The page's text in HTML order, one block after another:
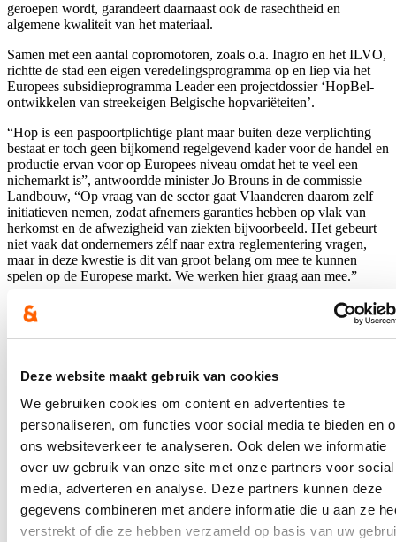
Deze website maakt gebruik van cookies
We gebruiken cookies om content en advertenties te
personaliseren, om functies voor social media te bieden en
ons websiteverkeer te analyseren. Ook delen we informatie
over uw gebruik van onze site met onze partners voor social
media, adverteren en analyse. Deze partners kunnen deze
gegevens combineren met andere informatie die u aan ze
verstrekt of die ze hebben verzameld op basis van uw
geroepen wordt, garandeert daarnaast ook de rasechtheid en
algemene kwaliteit van het materiaal.
Samen met een aantal copromotoren, zoals o.a. Inagro en het ILVO,
richtte de stad een eigen veredelingsprogramma op en liep via het
Europees subsidieprogramma Leader een projectdossier ‘HopBel-
ontwikkelen van streekeigen Belgische hopvariëteiten’.
“Hop is een paspoortplichtige plant maar buiten deze verplichting
bestaat er toch geen bijkomend regelgevend kader voor de handel en
productie ervan voor op Europees niveau omdat het te veel een
nichemarkt is”, antwoordde minister Jo Brouns in de commissie
Landbouw, “Op vraag van de sector gaat Vlaanderen daarom zelf
initiatieven nemen, zodat afnemers garanties hebben op vlak van
herkomst en de afwezigheid van ziekten bijvoorbeeld. Het gebeurt
niet vaak dat ondernemers zélf naar extra reglementering vragen,
maar in deze kwestie is dit van groot belang om mee te kunnen
spelen op de Europese markt. We werken hier graag aan mee.”
Brouns brengt het kader vrijdag naar de Vlaamse Regering. “Zo
kan de officiële certificering voortaan in Vlaanderen gebeuren, wat
een noodzaak is voor de ontwikkeling van de verdere
Vandromme.
Blijf je graag op de hoogte?
Ontvang mijn nieuwsbrief.
E-mailadres
Postcode